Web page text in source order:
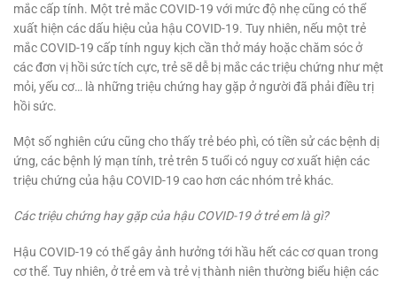
mắc cấp tính. Một trẻ mắc COVID-19 với mức độ nhẹ cũng có thể
xuất hiện các dấu hiệu của hậu COVID-19. Tuy nhiên, nếu một trẻ
mắc COVID-19 cấp tính nguy kịch cần thở máy hoặc chăm sóc ở
các đơn vị hồi sức tích cực, trẻ sẽ dễ bị mắc các triệu chứng như mệt
mỏi, yếu cơ… là những triệu chứng hay gặp ở người đã phải điều trị
hồi sức.
Một số nghiên cứu cũng cho thấy trẻ béo phì, có tiền sử các bệnh dị
ứng, các bệnh lý mạn tính, trẻ trên 5 tuổi có nguy cơ xuất hiện các
triệu chứng của hậu COVID-19 cao hơn các nhóm trẻ khác.
Các triệu chứng hay gặp của hậu COVID-19 ở trẻ em là gì?
Hậu COVID-19 có thể gây ảnh hưởng tới hầu hết các cơ quan trong
cơ thể. Tuy nhiên, ở trẻ em và trẻ vị thành niên thường biểu hiện các